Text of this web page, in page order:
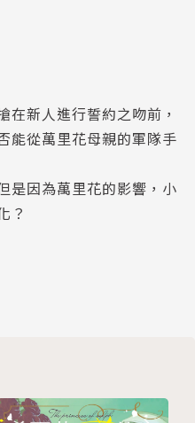
在新人進行誓約之吻前，
能從萬里花母親的軍隊手
是因為萬里花的影響，小
？